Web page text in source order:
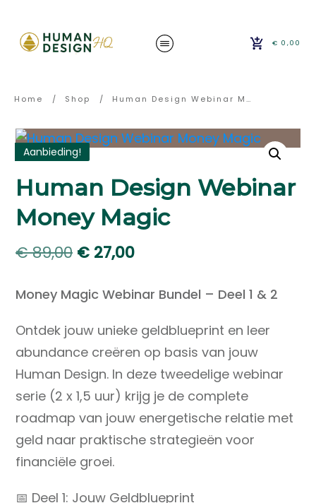
€ 0,00
Home / Shop / Human Design Webinar Money Magic
Aanbieding!
Human Design Webinar
Money Magic
€89,00 Oorspronkelijke
was:
€ 89,00.
€ 27,00Huidige
is:
€ 27,00.
Money Magic Webinar Bundel – Deel 1 & 2
Ontdek jouw unieke geldblueprint en leer
abundance creëren op basis van jouw
Human Design. In deze tweedelige webinar
serie (2 x 1,5 uur) krijg je de complete
roadmap van jouw energetische relatie met
geld naar praktische strategieën voor
financiële groei.
📅 Deel 1: Jouw Geldblueprint